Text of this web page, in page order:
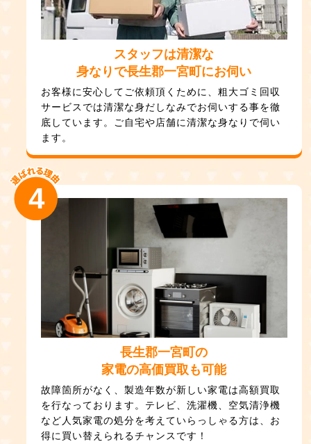
スタッフは清潔な
身なりで長生郡一宮町にお伺い
お客様に安心してご依頼頂くために、粗大ゴミ回収
サービスでは清潔な身だしなみでお伺いする事を徹
底しています。ご自宅や店舗に清潔な身なりで伺い
ます。
長生郡一宮町の
家電の高価買取も可能
故障箇所がなく、製造年数が新しい家電は高額買取
を行なっております。テレビ、洗濯機、空気清浄機
など人気家電の処分を考えていらっしゃる方は、お
得に買い替えられるチャンスです！
4